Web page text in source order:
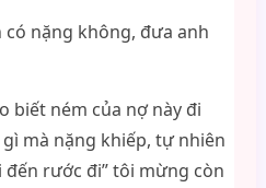
có nặng không, đưa anh
biết ném của nợ này đi
mà nặng khiếp, tự nhiên
rước đi” tôi mừng còn